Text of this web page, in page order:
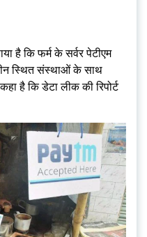
है कि फर्म के सर्वर पेटीएम
स्थित संस्थाओं के साथ
है कि डेटा लीक की रिपोर्ट